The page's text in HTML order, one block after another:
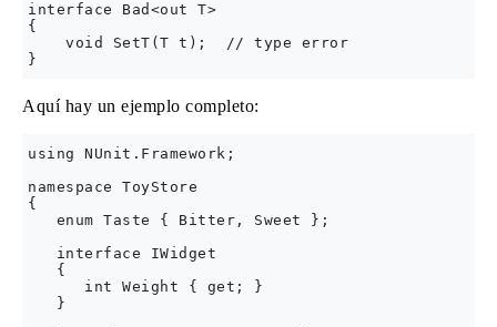
interface Bad<out T>
{
    void SetT(T t);  // type error
Aquí hay un ejemplo completo:
using NUnit.Framework;
namespace ToyStore
{
   enum Taste { Bitter, Sweet };
   interface IWidget
   {
      int Weight { get; }
   }